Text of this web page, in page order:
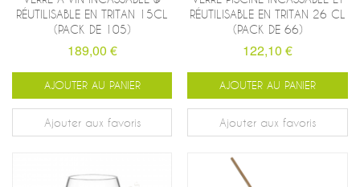
RÉUTILISABLE EN TRITAN 15CL
(PACK DE 105)
189,00 €
AJOUTER AU PANIER
Ajouter aux favoris
RÉUTILISABLE EN TRITAN 26 CL
(PACK DE 66)
122,10 €
AJOUTER AU PANIER
Ajouter aux favoris